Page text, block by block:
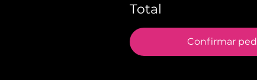
Total
Confirmar